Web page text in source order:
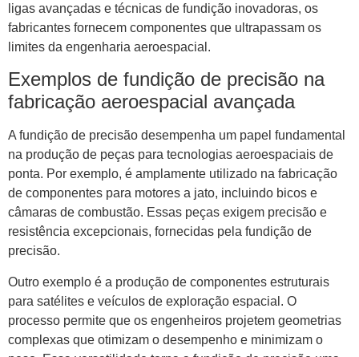
ligas avançadas e técnicas de fundição inovadoras, os
fabricantes fornecem componentes que ultrapassam os
limites da engenharia aeroespacial.
Exemplos de fundição de precisão na
fabricação aeroespacial avançada
A fundição de precisão desempenha um papel fundamental
na produção de peças para tecnologias aeroespaciais de
ponta. Por exemplo, é amplamente utilizado na fabricação
de componentes para motores a jato, incluindo bicos e
câmaras de combustão. Essas peças exigem precisão e
resistência excepcionais, fornecidas pela fundição de
precisão.
Outro exemplo é a produção de componentes estruturais
para satélites e veículos de exploração espacial. O
processo permite que os engenheiros projetem geometrias
complexas que otimizam o desempenho e minimizam o